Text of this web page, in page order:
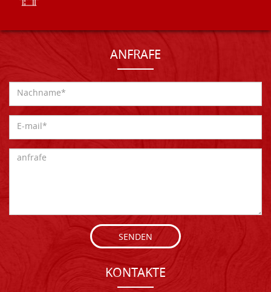
ANFRAFE
SENDEN
KONTAKTE